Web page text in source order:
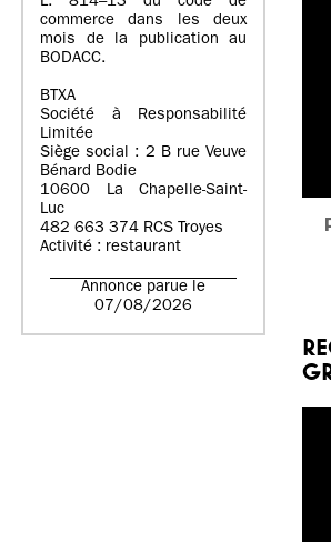
commerce dans les deux
mois de la publication au
BODACC.
BTXA
Société à Responsabilité
Limitée
Siège social : 2 B rue Veuve
Bénard Bodie
10600 La Chapelle-Saint-
Luc
482 663 374 RCS Troyes
Activité : restaurant
Annonce parue le
07/08/2026